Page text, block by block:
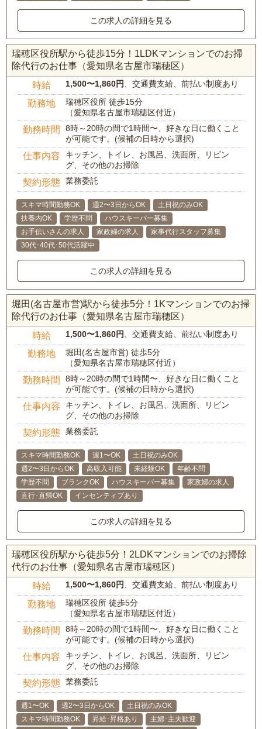
この求人の詳細を見る
瑞穂区役所駅から徒歩15分！1LDKマンションでのお掃
除代行のお仕事（愛知県名古屋市瑞穂区）
時給 1,500〜1,860円、交通費支給、前払い制度あり
勤務地
瑞穂区役所 徒歩15分
（愛知県名古屋市瑞穂区付近）
勤務時間
8時～20時の間で1時間〜、好きな日に働くこと
が可能です。(候補の日時から選択)
仕事内容
キッチン、トイレ、お風呂、洗面所、リビン
グ、その他のお掃除
契約形態 業務委託
スキマ時間勤務OK 週2〜3日からOK
土日祝のみOK
扶養内OK
学歴不問
ハウスキーパー募集
お手伝いさんの求人
家政婦の求人
家事代行スタッフ募集
30代･40代･50代活躍中
この求人の詳細を見る
堀田(名古屋市営)駅から徒歩5分！1Kマンションでのお掃
除代行のお仕事（愛知県名古屋市瑞穂区）
時給 1,500〜1,860円、交通費支給、前払い制度あり
勤務地
堀田(名古屋市営) 徒歩5分
（愛知県名古屋市瑞穂区付近）
勤務時間
8時～20時の間で1時間〜、好きな日に働くこと
が可能です。(候補の日時から選択)
仕事内容
キッチン、トイレ、お風呂、洗面所、リビン
グ、その他のお掃除
契約形態 業務委託
スキマ時間勤務OK 週1〜OK
土日祝のみOK
週2〜3日からOK
高収入可能 未経験OK
年齢不問
学歴不問
ブランクOK ハウスキーパー募集
家政婦の求人
直行･直帰OK
インセンティブあり
この求人の詳細を見る
瑞穂区役所駅から徒歩5分！2LDKマンションでのお掃除
代行のお仕事（愛知県名古屋市瑞穂区）
時給 1,500〜1,860円、交通費支給、前払い制度あり
勤務地
瑞穂区役所 徒歩5分
（愛知県名古屋市瑞穂区付近）
勤務時間
8時～20時の間で1時間〜、好きな日に働くこと
が可能です。(候補の日時から選択)
仕事内容
キッチン、トイレ、お風呂、洗面所、リビン
グ、その他のお掃除
契約形態 業務委託
週1〜OK 週2〜3日からOK
土日祝のみOK
スキマ時間勤務OK
昇給･昇格あり
主婦･主夫歓迎